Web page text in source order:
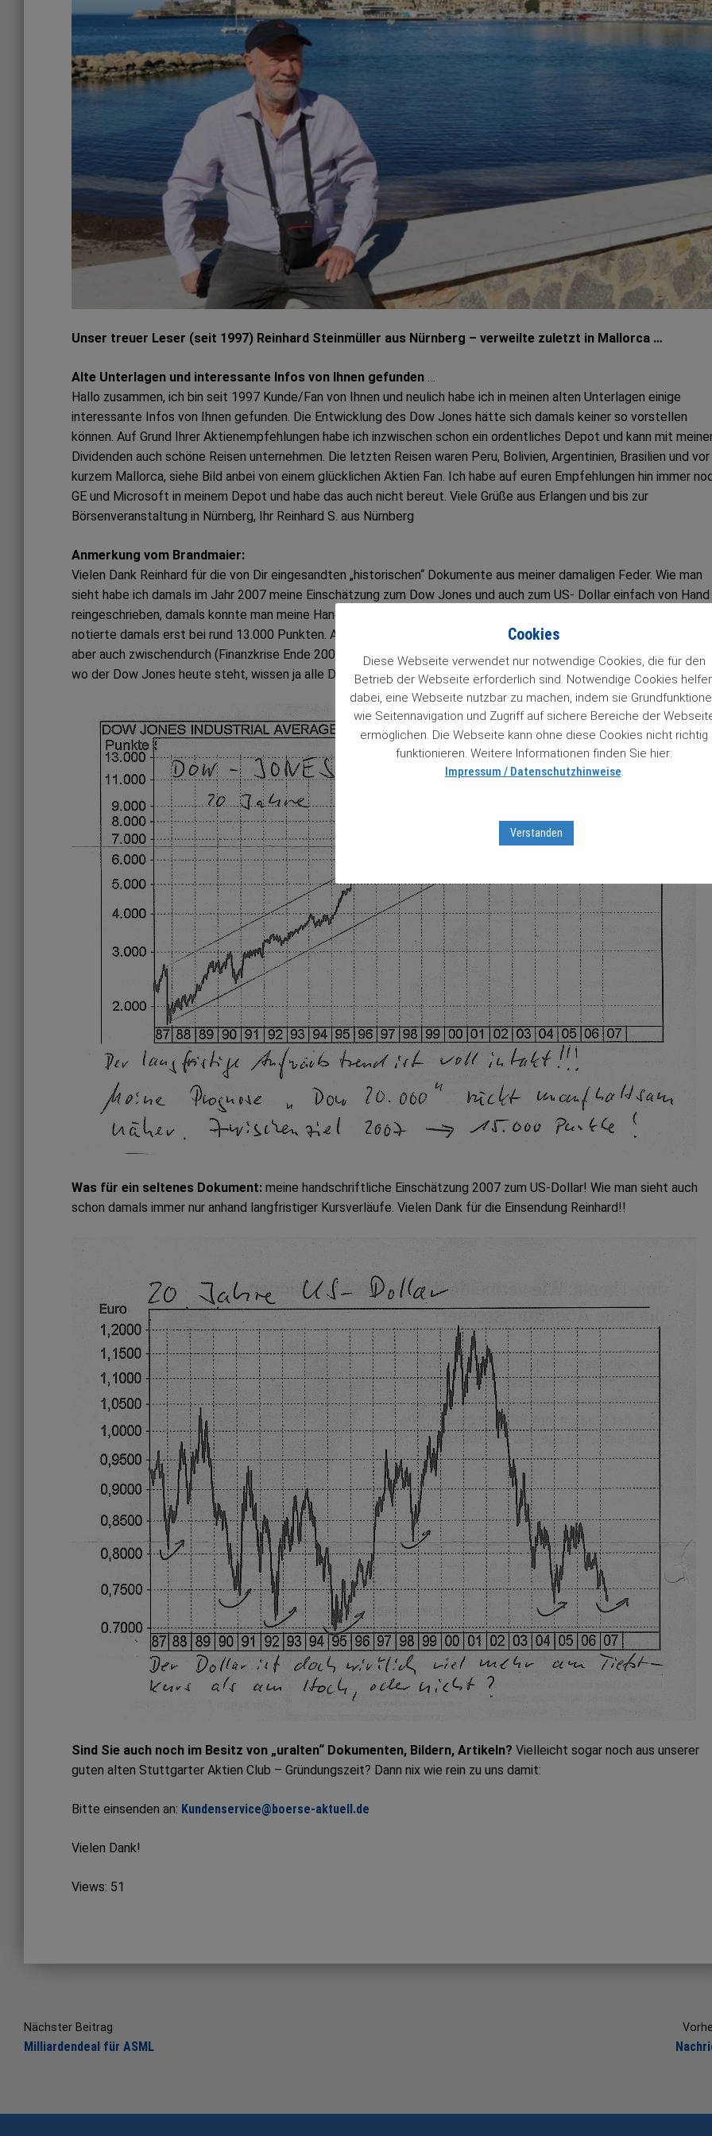
Unser treuer Leser (seit 1997) Reinhard Steinmüller aus Nürnberg – verweilte zuletzt in Mallorca …
Alte Unterlagen und interessante Infos von Ihnen gefunden …
Hallo zusammen, ich bin seit 1997 Kunde/Fan von Ihnen und neulich habe ich in meinen alten Unterlagen einige
interessante Infos von Ihnen gefunden. Die Entwicklung des Dow Jones hätte sich damals keiner so vorstellen
können. Auf Grund Ihrer Aktienempfehlungen habe ich inzwischen schon ein ordentliches Depot und kann mit
Dividenden auch schöne Reisen unternehmen. Die letzten Reisen waren Peru, Bolivien, Argentinien, Brasilien und vor
kurzem Mallorca, siehe Bild anbei von einem glücklichen Aktien Fan. Ich habe auf euren Empfehlungen hin immer
GE und Microsoft in meinem Depot und habe das auch nicht bereut. Viele Grüße aus Erlangen und bis zur
Börsenveranstaltung in Nürnberg, Ihr Reinhard S. aus Nürnberg
Anmerkung vom Brandmaier:
Vielen Dank Reinhard für die von Dir eingesandten „historischen“ Dokumente aus meiner damaligen Feder. Wie man
sieht habe ich damals im Jahr 2007 meine Einschätzung zum Dow Jones und auch zum US- Dollar einfach von Hand
reingeschrieben, damals konnte man meine Handschrift noch ganz gut lesen. Immer wieder beeindruckend – der
notierte damals erst bei rund 13.000 Punkten. Auch meine damalige Prognose Dow 20.000 wurde erreicht – wenn
aber auch zwischendurch (Finanzkrise Ende 2008) zunächst noch deutlich runter auf rund 6.400 Punkte ging. Nun
wo der Dow Jones heute steht, wissen ja alle Daueranleger …
Was für ein seltenes Dokument: meine handschriftliche Einschätzung 2007 zum US-Dollar! Wie man sieht auch
schon damals immer nur anhand langfristiger Kursverläufe. Vielen Dank für die Einsendung Reinhard!!
Sind Sie auch noch im Besitz von „uralten“ Dokumenten, Bildern, Artikeln? Vielleicht sogar noch aus unserer
guten alten Stuttgarter Aktien Club – Gründungszeit? Dann nix wie rein zu uns damit:
Bitte einsenden an: Kundenservice@boerse-aktuell.de
Vielen Dank!
Views: 51
navigation
Nächster Beitrag
Milliardendeal für ASML
Cookies
Diese Webseite verwendet nur notwendige Cookies, die für den
Betrieb der Webseite erforderlich sind. Notwendige Cookies
dabei, eine Webseite nutzbar zu machen, indem sie
wie Seitennavigation und Zugriff auf sichere Bereiche der
ermöglichen. Die Webseite kann ohne diese Cookies nicht richtig
funktionieren. Weitere Informationen finden Sie hier:
Impressum / Datenschutzhinweise
Verstanden